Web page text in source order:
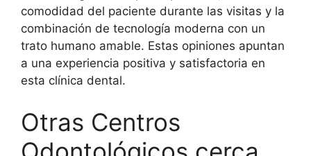
comodidad del paciente durante las visitas y la
combinación de tecnología moderna con un
trato humano amable. Estas opiniones apuntan
a una experiencia positiva y satisfactoria en
esta clínica dental.
Otras Centros